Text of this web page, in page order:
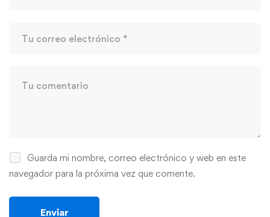
Guarda mi nombre, correo electrónico y web en este
navegador para la próxima vez que comente.